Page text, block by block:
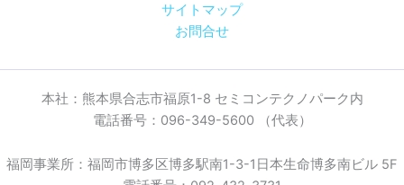
サイトマップ
お問合せ
本社：熊本県合志市福原1-8 セミコンテクノパーク内
電話番号：096-349-5600 （代表）
福岡事業所：福岡市博多区博多駅南1-3-1日本生命博多南ビル 5F